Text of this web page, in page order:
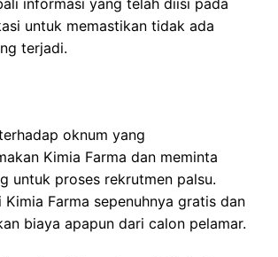
informasi yang telah diisi pada
untuk memastikan tidak ada
terjadi.
oknum yang
Kimia Farma dan meminta
untuk proses rekrutmen palsu.
Kimia Farma sepenuhnya gratis dan
biaya apapun dari calon pelamar.